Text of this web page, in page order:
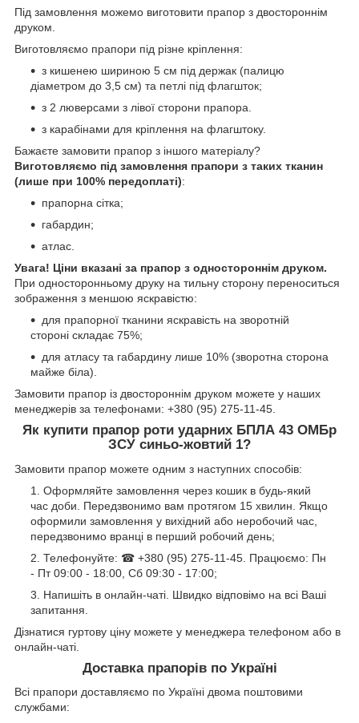
Під замовлення можемо виготовити прапор з двостороннім
друком.
Виготовляємо прапори під різне кріплення:
з кишенею шириною 5 см під держак (палицю
діаметром до 3,5 см) та петлі під флагшток;
з 2 люверсами з лівої сторони прапора.
з карабінами для кріплення на флагштоку.
Бажаєте замовити прапор з іншого матеріалу?
Виготовляємо під замовлення прапори з таких тканин
(лише при 100% передоплаті):
прапорна сітка;
габардин;
атлас.
Увага! Ціни вказані за прапор з одностороннім друком.
При односторонньому друку на тильну сторону переноситься
зображення з меншою яскравістю:
для прапорної тканини яскравість на зворотній
стороні складає 75%;
для атласу та габардину лише 10% (зворотна сторона
майже біла).
Замовити прапор із двостороннім друком можете у наших
менеджерів за телефонами: +380 (95) 275-11-45.
Як купити прапор роти ударних БПЛА 43 ОМБр
ЗСУ синьо-жовтий 1?
Замовити прапор можете одним з наступних способів:
Оформляйте замовлення через кошик в будь-який
час доби. Передзвонимо вам протягом 15 хвилин. Якщо
оформили замовлення у вихідний або неробочий час,
передзвонимо вранці в перший робочий день;
Телефонуйте: ☎ +380 (95) 275-11-45. Працюємо: Пн
- Пт 09:00 - 18:00, Сб 09:30 - 17:00;
Напишіть в онлайн-чаті. Швидко відповімо на всі Ваші
запитання.
Дізнатися гуртову ціну можете у менеджера телефоном або в
онлайн-чаті.
Доставка прапорів по Україні
Всі прапори доставляємо по Україні двома поштовими
службами: